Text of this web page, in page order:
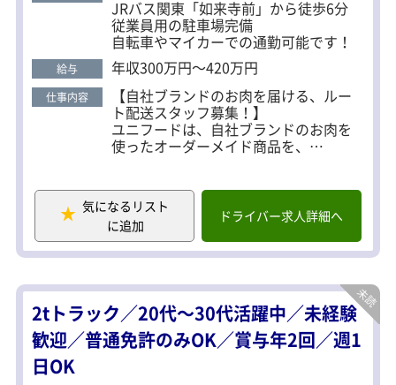
未経験も安心のサポート体制＞ 入社後は先輩社員が
イチから丁寧に仕事を教えます。 運転する車両はバ
ックアイモニター付きの小さいトラックなので、 ド
ライバーの仕事が初めての方もご安心ください。 ＜
キャリアアップのチャンスも＞ 配送業務に慣れてき
たら、チームメンバーの育成や業務管理などにも挑
戦できます！ ゆくゆくは、営業戦略の立案やサービ
期待しています。 【こんな方にピッタリ】 ・運転業
務だけでなく、少しは人と話したい方 ・今後、営業
やマネジメントにもチャレンジしてみたい方 ・お肉
や食品に関わる仕事に興味がある方
JRバス関東「如来寺前」から徒歩6分
従業員用の駐車場完備
自転車やマイカーでの通勤可能です！
給与 年収300万円～420万円
仕事内容 【自社ブランドのお肉を届ける、ルー
ト配送スタッフ募集！】
ユニフードは、自社ブランドのお肉を
使ったオーダーメイド商品を、
▼具体的には…
・鶏肉のルート配送（1日20～30件程
度）
・担当エリアの顧客の情報管理
・配送手配・荷造り
※積み降ろし方法は台車を使用しま
す。
重量物はありません。
気になるリスト
に追加
ドライバー求人詳細へ
2tトラック／20代～30代活躍中／未経験
歓迎／普通免許のみOK／賞与年2回／週1
日OK